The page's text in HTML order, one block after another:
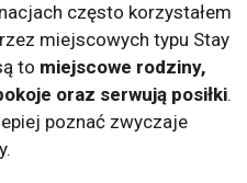
często korzystałem
miejscowych typu Stay
to miejscowe rodziny,
oraz serwują posiłki.
poznać zwyczaje